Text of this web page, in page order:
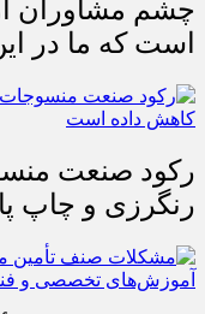
چشم مشاوران
است که ما در
رکود صنعت
رنگرزی و چاپ